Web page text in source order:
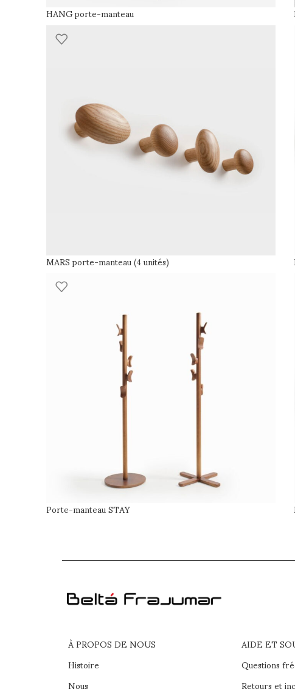
HANG porte-manteau
MARS porte-manteau (4 unités)
Porte-manteau STAY
À PROPOS DE NOUS
Histoire
Nous
AIDE ET
Questions
Retours et